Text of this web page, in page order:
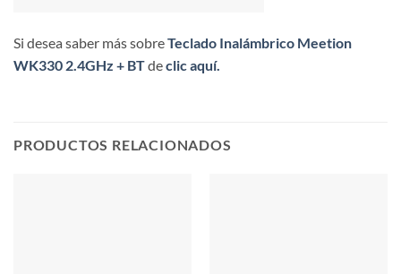
Si desea saber más sobreTeclado Inalámbrico Meetion
WK330 2.4GHz + BTdeclic aquí.
PRODUCTOS RELACIONADOS